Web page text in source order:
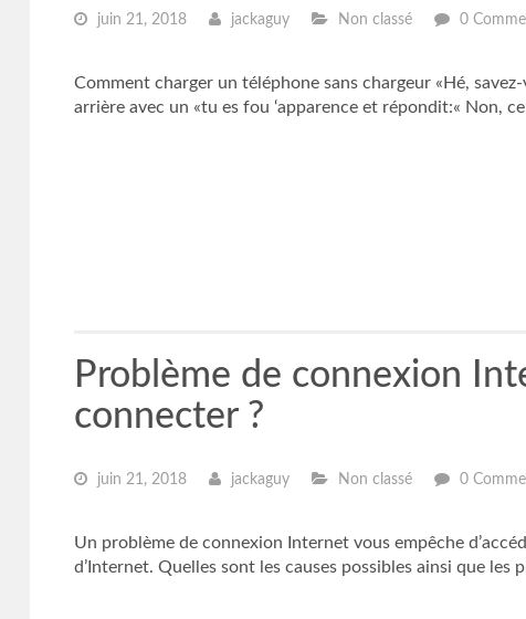
juin 21, 2018 jackaguy Non classé 0
Comment charger un téléphone sans chargeur «Hé,
arrière avec un «tu es fou ‘apparence et répondit:« Non,
Problème de connexion
connecter ?
juin 21, 2018 jackaguy Non classé 0
Un problème de connexion Internet vous empêche
d’Internet. Quelles sont les causes possibles ainsi que